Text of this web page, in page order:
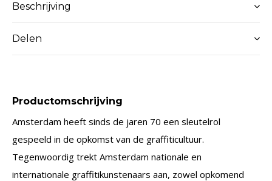
Beschrijving
Delen
Productomschrijving
Amsterdam heeft sinds de jaren 70 een sleutelrol
gespeeld in de opkomst van de graffiticultuur.
Tegenwoordig trekt Amsterdam nationale en
internationale graffitikunstenaars aan, zowel opkomend